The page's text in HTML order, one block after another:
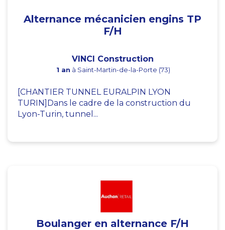
Alternance mécanicien engins TP
F/H
VINCI Construction
1 an à Saint-Martin-de-la-Porte (73)
[CHANTIER TUNNEL EURALPIN LYON
TURIN]Dans le cadre de la construction du
Lyon-Turin, tunnel...
Boulanger en alternance F/H